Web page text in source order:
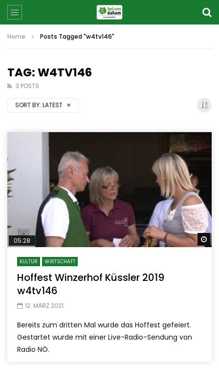
Home Posts Tagged "w4tv146"
TAG: W4TV146
3 POSTS
SORT BY: LATEST
05:28
KULTUR WIRTSCHAFT
Hoffest Winzerhof Küssler 2019
w4tv146
12. MÄRZ 2021
Bereits zum dritten Mal wurde das Hoffest gefeiert.
Gestartet wurde mit einer Live-Radio-Sendung von
Radio NÖ.